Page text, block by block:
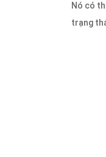
Nó có
trạng